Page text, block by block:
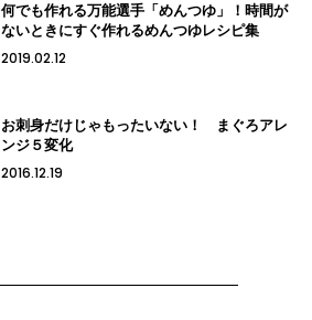
何でも作れる万能選手「めんつゆ」！時間が
ないときにすぐ作れるめんつゆレシピ集
2019.02.12
お刺身だけじゃもったいない！ まぐろアレ
ンジ５変化
2016.12.19